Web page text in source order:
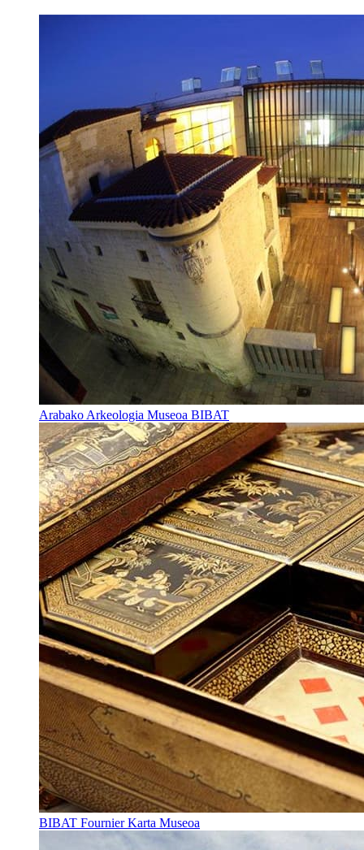
Arabako Arkeologia Museoa BIBAT
BIBAT Fournier Karta Museoa